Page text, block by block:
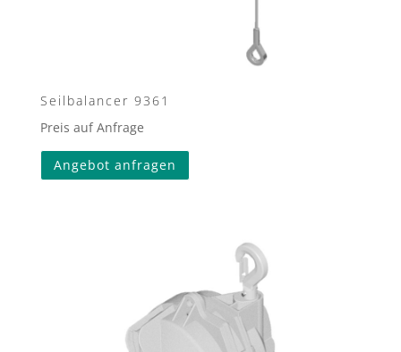
Seilbalancer 9361
Preis auf Anfrage
Angebot anfragen